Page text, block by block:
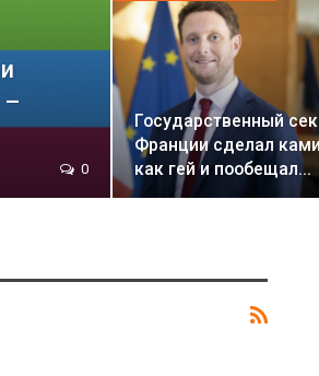
–
0
Государственный
Франции сделал
как гей и пообещал…